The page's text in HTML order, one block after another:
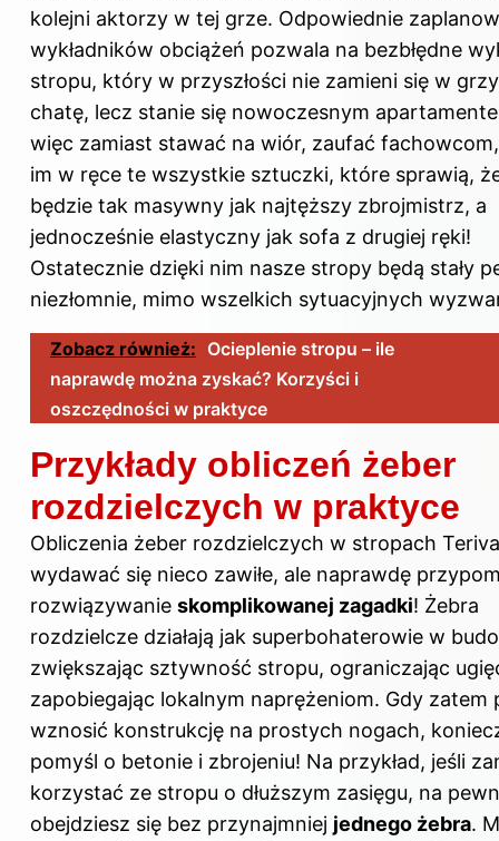
kolejni aktorzy w tej grze. Odpowiednie
wykładników obciążeń pozwala na bezbłędne
stropu, który w przyszłości nie zamieni się w
chatę, lecz stanie się nowoczesnym
więc zamiast stawać na wiór, zaufać
im w ręce te wszystkie sztuczki, które sprawią,
będzie tak masywny jak najtęższy zbrojmistrz, a
jednocześnie elastyczny jak sofa z drugiej ręki!
Ostatecznie dzięki nim nasze stropy będą stały
niezłomnie, mimo wszelkich sytuacyjnych
Zobacz również: Ocieplenie stropu – ile
naprawdę można zyskać? Korzyści i
oszczędności w praktyce
Przykłady obliczeń żeber
rozdzielczych w praktyce
Obliczenia żeber rozdzielczych w stropach
wydawać się nieco zawiłe, ale naprawdę
rozwiązywanie skomplikowanej zagadki! Żebra
rozdzielcze działają jak superbohaterowie w
zwiększając sztywność stropu, ograniczając
zapobiegając lokalnym naprężeniom. Gdy zatem
wznosić konstrukcję na prostych nogach,
pomyśl o betonie i zbrojeniu! Na przykład, jeśli
korzystać ze stropu o dłuższym zasięgu, na
obejdziesz się bez przynajmniej jednego żebra.